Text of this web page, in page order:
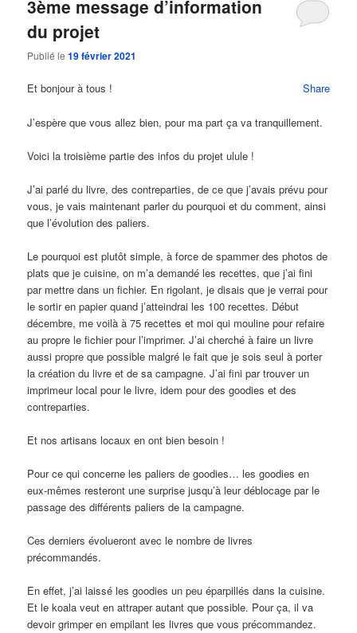
3ème message d’information
du projet
Publié le19 février 2021
Share
Et bonjour à tous !
J’espère que vous allez bien, pour ma part ça va tranquillement.
Voici la troisième partie des infos du projet ulule !
J’ai parlé du livre, des contreparties, de ce que j’avais prévu pour
vous, je vais maintenant parler du pourquoi et du comment, ainsi
que l’évolution des paliers.
Le pourquoi est plutôt simple, à force de spammer des photos de
plats que je cuisine, on m’a demandé les recettes, que j’ai fini
par mettre dans un fichier. En rigolant, je disais que je verrai pour
le sortir en papier quand j’atteindrai les 100 recettes. Début
décembre, me voilà à 75 recettes et moi qui mouline pour refaire
au propre le fichier pour l’imprimer. J’ai cherché à faire un livre
aussi propre que possible malgré le fait que je sois seul à porter
la création du livre et de sa campagne. J’ai fini par trouver un
imprimeur local pour le livre, idem pour des goodies et des
contreparties.
Et nos artisans locaux en ont bien besoin !
Pour ce qui concerne les paliers de goodies… les goodies en
eux-mêmes resteront une surprise jusqu’à leur déblocage par le
passage des différents paliers de la campagne.
Ces derniers évolueront avec le nombre de livres
précommandés.
En effet, j’ai laissé les goodies un peu éparpillés dans la cuisine.
Et le koala veut en attraper autant que possible. Pour ça, il va
devoir grimper en empilant les livres que vous précommandez.